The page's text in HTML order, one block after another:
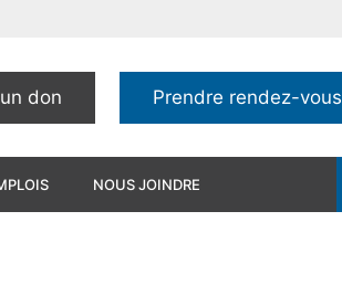
don Prendre rendez-vous
NOUS JOINDRE